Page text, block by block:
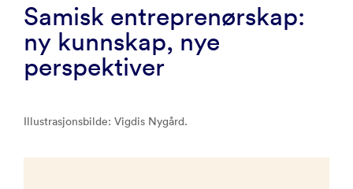
Samisk entreprenørskap:
ny kunnskap, nye
perspektiver
Illustrasjonsbilde: Vigdis Nygård.